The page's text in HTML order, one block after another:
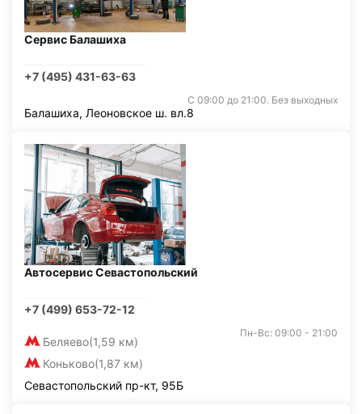
Сервис Балашиха
+7 (495) 431-63-63
С 09:00 до 21:00. Без выходных
Балашиха, Леоновское ш. вл.8
Автосервис Севастопольский
+7 (499) 653-72-12
Беляево(1,59 км)
Коньково(1,87 км)
Пн-Вс: 09:00 - 21:00
Севастопольский пр-кт, 95Б